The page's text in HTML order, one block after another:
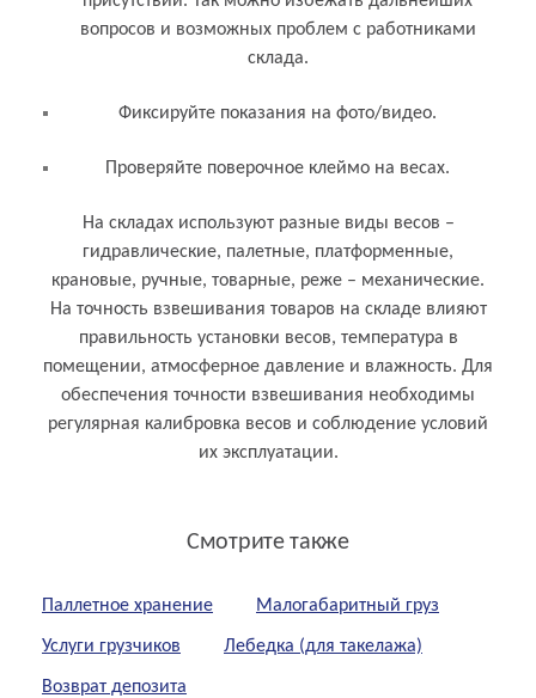
вопросов и возможных проблем с работниками
склада.
Фиксируйте показания на фото/видео.
Проверяйте поверочное клеймо на весах.
На складах используют разные виды весов –
гидравлические, палетные, платформенные,
крановые, ручные, товарные, реже – механические.
На точность взвешивания товаров на складе влияют
правильность установки весов, температура в
помещении, атмосферное давление и влажность. Для
обеспечения точности взвешивания необходимы
регулярная калибровка весов и соблюдение условий
их эксплуатации.
Смотрите также
Паллетное хранение Малогабаритный груз
Услуги грузчиков Лебедка (для такелажа)
Возврат депозита